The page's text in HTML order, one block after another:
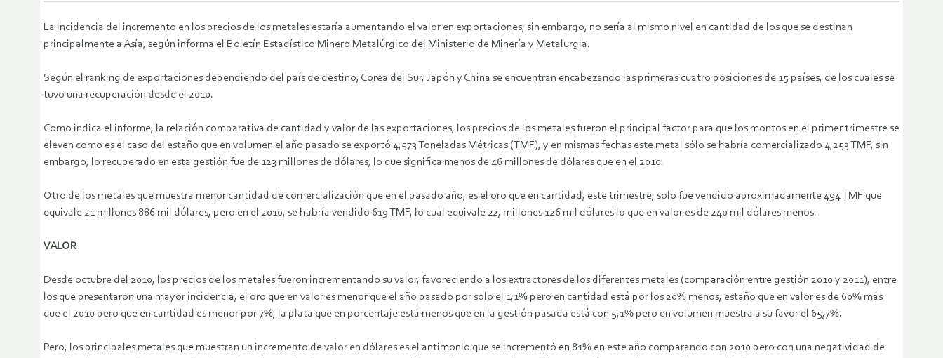
La incidencia del incremento en los precios de los metales estaría aumentando el valor en exportaciones; sin embargo, no sería al mismo nivel en cantidad de los que se destinan
principalmente a Asía, según informa el Boletín Estadístico Minero Metalúrgico del Ministerio de Minería y Metalurgia.
Según el ranking de exportaciones dependiendo del país de destino, Corea del Sur, Japón y China se encuentran encabezando las primeras cuatro posiciones de 15 países, de los cuales se
tuvo una recuperación desde el 2010.
Como indica el informe, la relación comparativa de cantidad y valor de las exportaciones, los precios de los metales fueron el principal factor para que los montos en el primer trimestre se
eleven como es el caso del estaño que en volumen el año pasado se exportó 4,573 Toneladas Métricas (TMF), y en mismas fechas este metal sólo se habría comercializado 4,253 TMF, sin
embargo, lo recuperado en esta gestión fue de 123 millones de dólares, lo que significa menos de 46 millones de dólares que en el 2010.
Otro de los metales que muestra menor cantidad de comercialización que en el pasado año, es el oro que en cantidad, este trimestre, solo fue vendido aproximadamente 494 TMF que
equivale 21 millones 886 mil dólares, pero en el 2010, se habría vendido 619 TMF, lo cual equivale 22, millones 126 mil dólares lo que en valor es de 240 mil dólares menos.
VALOR
Desde octubre del 2010, los precios de los metales fueron incrementando su valor, favoreciendo a los extractores de los diferentes metales (comparación entre gestión 2010 y 2011), entre
los que presentaron una mayor incidencia, el oro que en valor es menor que el año pasado por solo el 1,1% pero en cantidad está por los 20% menos, estaño que en valor es de 60% más
que el 2010 pero que en cantidad es menor por 7%, la plata que en porcentaje está menos que en la gestión pasada está con 5,1% pero en volumen muestra a su favor el 65,7%.
Pero, los principales metales que muestran un incremento de valor en dólares es el antimonio que se incrementó en 81% en este año comparando con 2010 pero con una negatividad de